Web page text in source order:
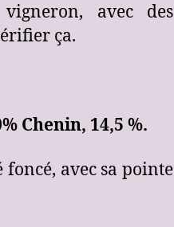
avec des
ça.
Chenin, 14,5 %.
foncé, avec sa pointe